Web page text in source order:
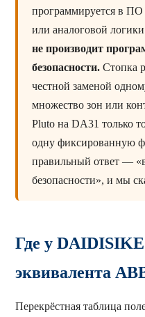
программируется в
или аналоговой
не производит
безопасности. Стопка
честной заменой
множество зон или
Pluto на DA31 только
одну фиксированную
правильный ответ —
безопасности», и мы
Где у
эквивалента
Перекрёстная таблица